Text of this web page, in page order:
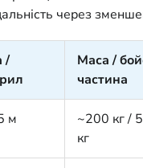
через
/
Маса /
частина
м
~200 кг /
кг